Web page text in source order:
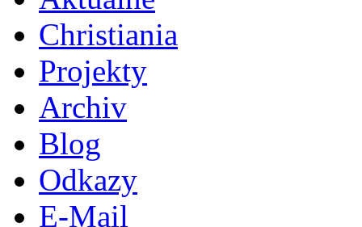
Christiania
Projekty
Archiv
Blog
Odkazy
E-Mail